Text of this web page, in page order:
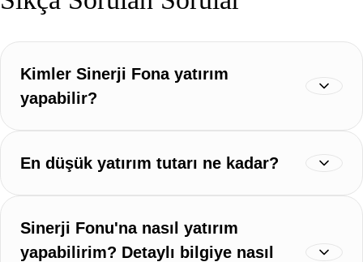
Kimler Sinerji Fona yatırım
yapabilir?
En düşük yatırım tutarı ne kadar?
Sinerji Fonu'na nasıl yatırım
yapabilirim? Detaylı bilgiye nasıl